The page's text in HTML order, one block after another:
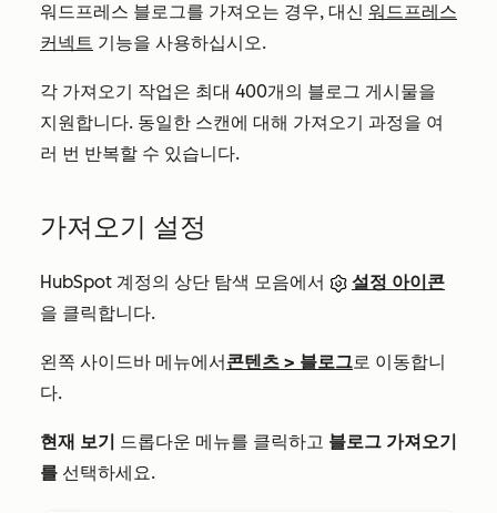
워드프레스 블로그를 가져오는 경우, 대신 워드프레스
커넥트 기능을 사용하십시오.
각 가져오기 작업은 최대 400개의 블로그 게시물을
지원합니다. 동일한 스캔에 대해 가져오기 과정을 여
러 번 반복할 수 있습니다.
가져오기 설정
HubSpot 계정의 상단 탐색 모음에서
설정 아이콘
을 클릭합니다.
왼쪽 사이드바 메뉴에서콘텐츠 > 블로그로 이동합니
다.
현재 보기 드롭다운 메뉴를 클릭하고 블로그 가져오기
를 선택하세요.